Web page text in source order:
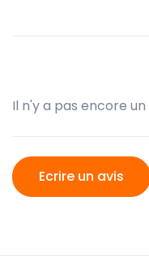
Il n'y a pas encore un
Ecrire un avis